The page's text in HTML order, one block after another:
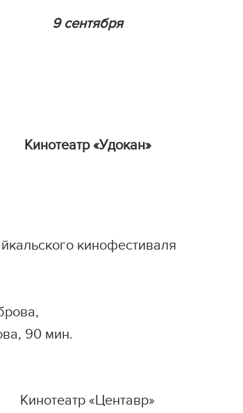
9 сентября
Кинотеатр «Удокан»
кинофестиваля
90 мин.
Кинотеатр «Центавр»